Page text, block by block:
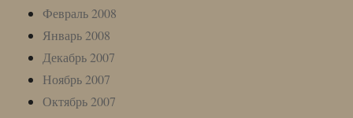
Февраль 2008
Январь 2008
Декабрь 2007
Ноябрь 2007
Октябрь 2007